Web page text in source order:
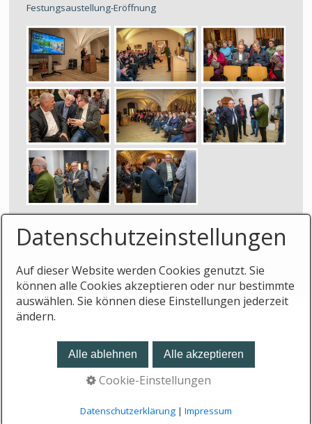
Festungsaustellung-Eröffnung
Baukasten Zeta Producer
Datenschutzeinstellungen
Auf dieser Website werden Cookies genutzt. Sie
können alle Cookies akzeptieren oder nur bestimmte
auswählen. Sie können diese Einstellungen jederzeit
ändern.
Alle ablehnen Alle akzeptieren
Cookie-Einstellungen
Datenschutzerklärung| Impressum